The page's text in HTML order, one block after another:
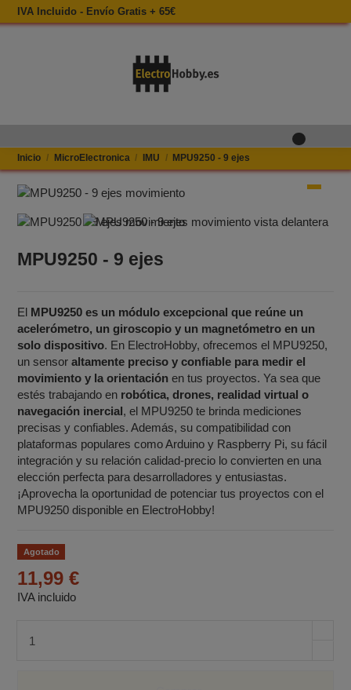
IVA Incluido - Envío Gratis + 65€
Inicio
MicroElectronica IMU MPU9250 - 9 ejes
MPU9250 - 9 ejes
El MPU9250 es un módulo excepcional que reúne un
acelerómetro, un giroscopio y un magnetómetro en un
solo dispositivo. En ElectroHobby, ofrecemos el MPU9250,
un sensoraltamente preciso y confiable para medir el
movimiento y la orientación en tus proyectos. Ya sea que
estés trabajando en robótica, drones, realidad virtual o
navegación inercial, el MPU9250 te brinda mediciones
precisas y confiables. Además, su compatibilidad con
plataformas populares como Arduino y Raspberry Pi, su fácil
integración y su relación calidad-precio lo convierten en una
elección perfecta para desarrolladores y entusiastas.
¡Aprovecha la oportunidad de potenciar tus proyectos con el
MPU9250 disponible en ElectroHobby!
Agotado
11,99 €
IVA incluido